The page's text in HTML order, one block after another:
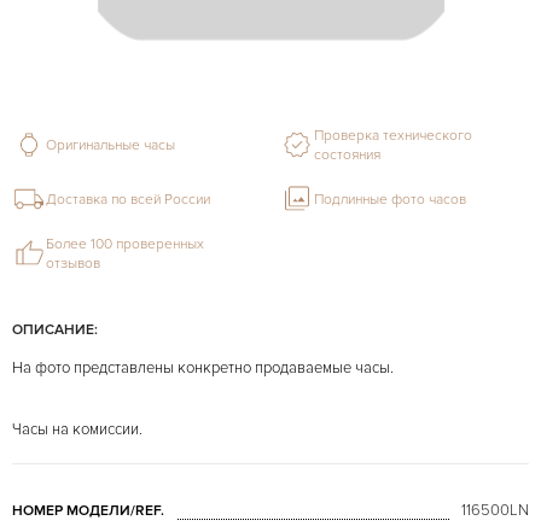
ОПИСАНИЕ:
На фото представлены конкретно продаваемые часы.
Часы на комиссии.
НОМЕР МОДЕЛИ/REF. 116500LN
Оригинальные часы
Проверка технического
состояния
Доставка по всей России Подлинные фото часов
Более 100 проверенных
отзывов